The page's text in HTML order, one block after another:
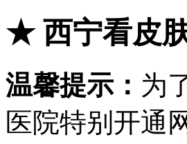
★西宁看皮
温馨提示： 为
医院特别开通